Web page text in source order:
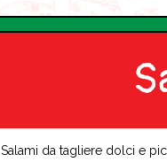
Salami da tagliere dolci e